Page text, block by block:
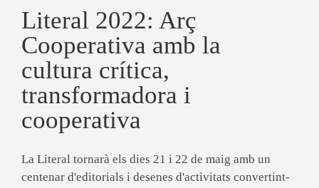
Literal 2022: Arç
Cooperativa amb la
cultura crítica,
transformadora i
cooperativa
La Literal tornarà els dies 21 i 22 de maig amb un
centenar d'editorials i desenes d'activitats convertint-